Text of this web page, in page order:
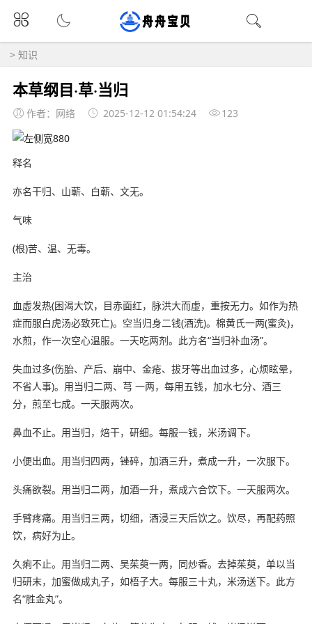
> 知识
本草纲目·草·当归
作者：网络 2025-12-12 01:54:24 123
释名
亦名干归、山蕲、白蕲、文无。
气味
(根)苦、温、无毒。
主治
血虚发热(困渴大饮，目赤面红，脉洪大而虚，重按无力。如作为热
症而服白虎汤必致死亡)。空当归身二钱(酒洗)。棉黄氏一两(蜜灸)，
水煎，作一次空心温服。一天吃两剂。此方名“当归补血汤”。
失血过多(伤胎、产后、崩中、金疮、拔牙等出血过多，心烦眩晕，
不省人事)。用当归二两、芎 一两，每用五钱，加水七分、酒三
分，煎至七成。一天服两次。
鼻血不止。用当归，焙干，研细。每服一钱，米汤调下。
小便出血。用当归四两，锉碎，加酒三升，煮成一升，一次服下。
头痛欲裂。用当归二两，加酒一升，煮成六合饮下。一天服两次。
手臂疼痛。用当归三两，切细，酒浸三天后饮之。饮尽，再配药照
饮，病好为止。
久痢不止。用当归二两、吴茱萸一两，同炒香。去掉茱萸，单以当
归研末，加蜜做成丸子，如梧子大。每服三十丸，米汤送下。此方
名“胜金丸”。